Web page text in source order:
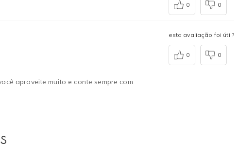
0 0
aproveite muito e conte sempre com
esta avaliação foi útil?
0 0